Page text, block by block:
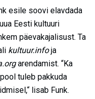
esile soovi elavdada
Eesti kultuuri
päevakajalisust. Ta
kultuur.infoja
arendamist. “Ka
tuleb pakkuda
lisab Funk.